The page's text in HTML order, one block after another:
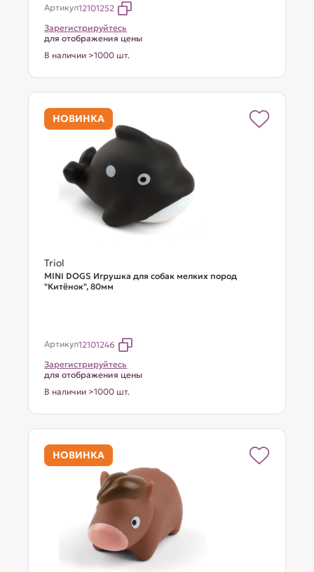
Артикул12101252
Зарегистрируйтесь
для отображения цены
В наличии >1000 шт.
НОВИНКА
Triol
MINI DOGS Игрушка для собак мелких пород
"Китёнок", 80мм
Артикул12101246
Зарегистрируйтесь
для отображения цены
В наличии >1000 шт.
НОВИНКА